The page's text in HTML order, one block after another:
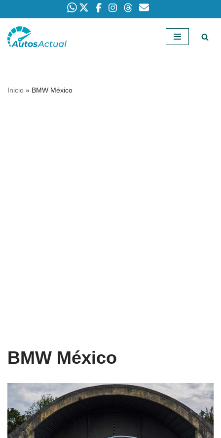
Saltar
Inicio » BMW México
BMW México